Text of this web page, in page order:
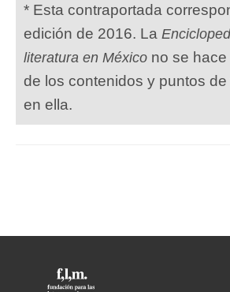
* Esta contraportada
edición de 2016. La
literatura en México no se
de los contenidos y puntos
en ella.